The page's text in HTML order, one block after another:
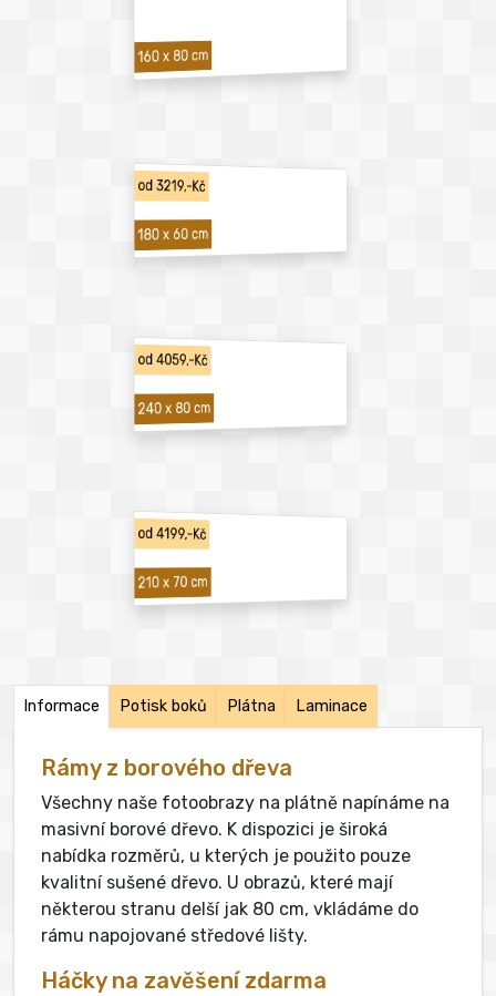
160 x 80 cm
od 3219,-Kč
180 x 60 cm
od 4059,-Kč
240 x 80 cm
od 4199,-Kč
210 x 70 cm
Informace Potisk boků Plátna Laminace
Rámy z borového dřeva
Všechny naše fotoobrazy na plátně napínáme na
masivní borové dřevo. K dispozici je široká
nabídka rozměrů, u kterých je použito pouze
kvalitní sušené dřevo. U obrazů, které mají
některou stranu delší jak 80 cm, vkládáme do
rámu napojované středové lišty.
Háčky na zavěšení zdarma